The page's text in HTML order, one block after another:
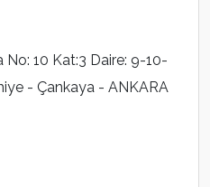
No: 10 Kat:3 Daire: 9-10-
- Çankaya - ANKARA